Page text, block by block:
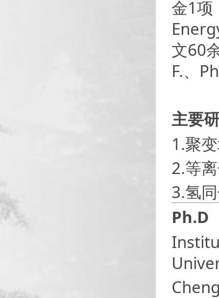
金1项
文60
F.、
主要
1.聚
2.等
3.氢
Ph.D